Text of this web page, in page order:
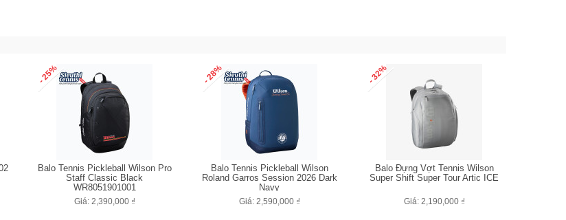
- 25%
Balo Tennis Pickleball Wilson Pro
Staff Classic Black
WR8051901001
Giá: 2,390,000 ₫
- 28%
Balo Tennis Pickleball Wilson
Roland Garros Session 2026 Dark
Navy
Giá: 2,590,000 ₫
- 32%
Balo Đựng Vợt Tennis Wilson
Super Shift Super Tour Artic ICE
Giá: 2,190,000 ₫